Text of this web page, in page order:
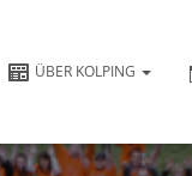
ÜBER KOLPING